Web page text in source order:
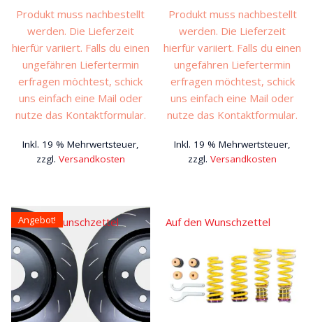
Preis
war:
€238,98
Preis
ist:
€215,08.
Produkt muss nachbestellt
werden. Die Lieferzeit
hierfür variiert. Falls du einen
ungefähren Liefertermin
erfragen möchtest, schick
uns einfach eine Mail oder
nutze das Kontaktformular.
Inkl. 19 % Mehrwertsteuer,
zzgl. Versandkosten
Preis
war:
€369,00
Preis
ist:
Produkt muss nachbestellt
werden. Die Lieferzeit
hierfür variiert. Falls du einen
ungefähren Liefertermin
erfragen möchtest, schick
uns einfach eine Mail oder
nutze das Kontaktformular.
Inkl. 19 % Mehrwertsteuer,
zzgl.Versandkosten
Angebot!
Auf den Wunschzettel Auf den Wunschzettel